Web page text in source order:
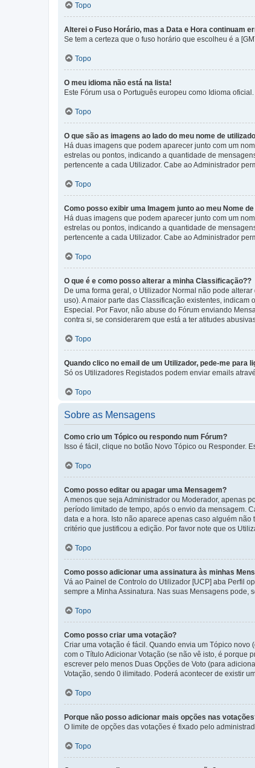
Topo
Alterei o Fuso Horário, mas a Data e Hora continuam
Se tem a certeza que o fuso horário que escolheu é a
Topo
O meu idioma não está na lista!
Este Fórum usa o Português europeu como Idioma oficial.
Topo
O que são as imagens ao lado do meu nome de
Há duas imagens que podem aparecer junto com um
estrelas ou pontos, indicando a quantidade de
pertencente a cada Utilizador. Cabe ao Administrador
Topo
Como posso exibir uma Imagem junto ao meu Nome
Há duas imagens que podem aparecer junto com um
estrelas ou pontos, indicando a quantidade de
pertencente a cada Utilizador. Cabe ao Administrador
Topo
O que é e como posso alterar a minha Classificação??
De uma forma geral, o Utilizador Normal não pode
uso). A maior parte das Classificação existentes,
Especial. Por Favor, não abuse do Fórum enviando
contra si, se considerarem que está a ter atitudes
Topo
Quando clico no email de um Utilizador, pede-me para
Só os Utilizadores Registados podem enviar emails
Topo
Sobre as Mensagens
Como crio um Tópico ou respondo num Fórum?
Isso é fácil, clique no botão Novo Tópico ou Responder.
Topo
Como posso editar ou apagar uma Mensagem?
A menos que seja Administrador ou Moderador, apenas
período limitado de tempo, após o envio da mensagem.
data e a hora. Isto não aparece apenas caso alguém
critério que justificou a edição. Por favor note que os
Topo
Como posso adicionar uma assinatura às minhas
Vá ao Painel de Controlo do Utilizador [UCP] aba Perfil
sempre a Minha Assinatura. Nas suas Mensagens pode,
Topo
Como posso criar uma votação?
Criar uma votação é fácil. Quando envia um Tópico
com o Título Adicionar Votação (se não vê isto, é porque
escrever pelo menos Duas Opções de Voto (para
Votação, sendo 0 ilimitado. Poderá acontecer de existir
Topo
Porque não posso adicionar mais opções nas
O limite de opções das votações é fixado pelo
Topo